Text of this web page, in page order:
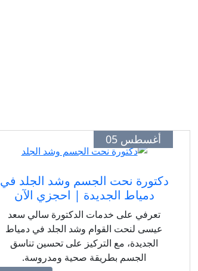
أغسطس 05
دكتورة نحت الجسم وشد الجلد في
دمياط الجديدة | احجزي الآن
تعرفي على خدمات الدكتورة سالي سعد
عيسى لنحت القوام وشد الجلد في دمياط
الجديدة، مع التركيز على تحسين تناسق
الجسم بطريقة صحية ومدروسة.